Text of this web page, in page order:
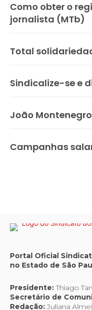
Como obter o
jornalista (MTb)
Total
Sindicalize-se e
João
Campanhas
Portal Oficial
no Estado de São
Presidente:Thiago
Secretário de
Redação:Juliana